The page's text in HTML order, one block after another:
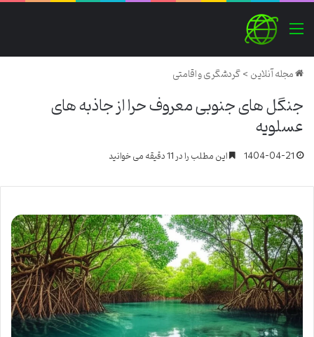
منو
مجله آنلاین>گردشگری و اقامتی
جنگل های جنوبی معروف حرا از جاذبه های
عسلویه
1404-04-21 این مطلب را در 11 دقیقه می خوانید